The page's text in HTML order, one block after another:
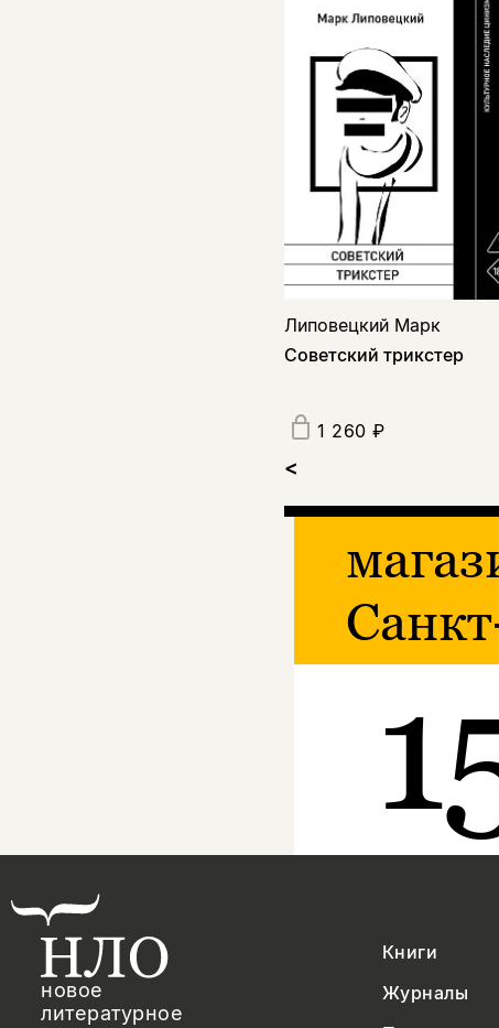
Липовецкий Марк
Советский трикстер
1 260 ₽
<
новое
литературное
Книги
Журналы